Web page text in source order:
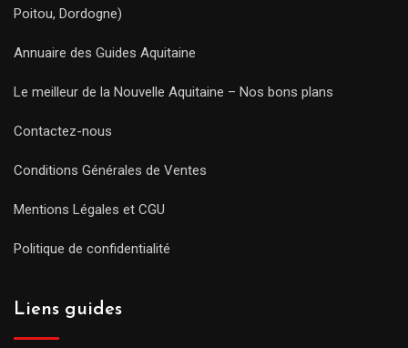
Poitou, Dordogne)
Annuaire des Guides Aquitaine
Le meilleur de la Nouvelle Aquitaine – Nos bons plans
Contactez-nous
Conditions Générales de Ventes
Mentions Légales et CGU
Politique de confidentialité
Liens guides